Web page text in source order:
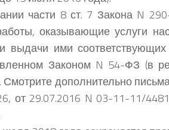
части 8 ст. 7 Закона N
оказывающие услуги
выдачи ими соответствующих
Законом N 54-ФЗ (в
Смотрите дополнительно
от 29.07.2016 N 03-11-11/